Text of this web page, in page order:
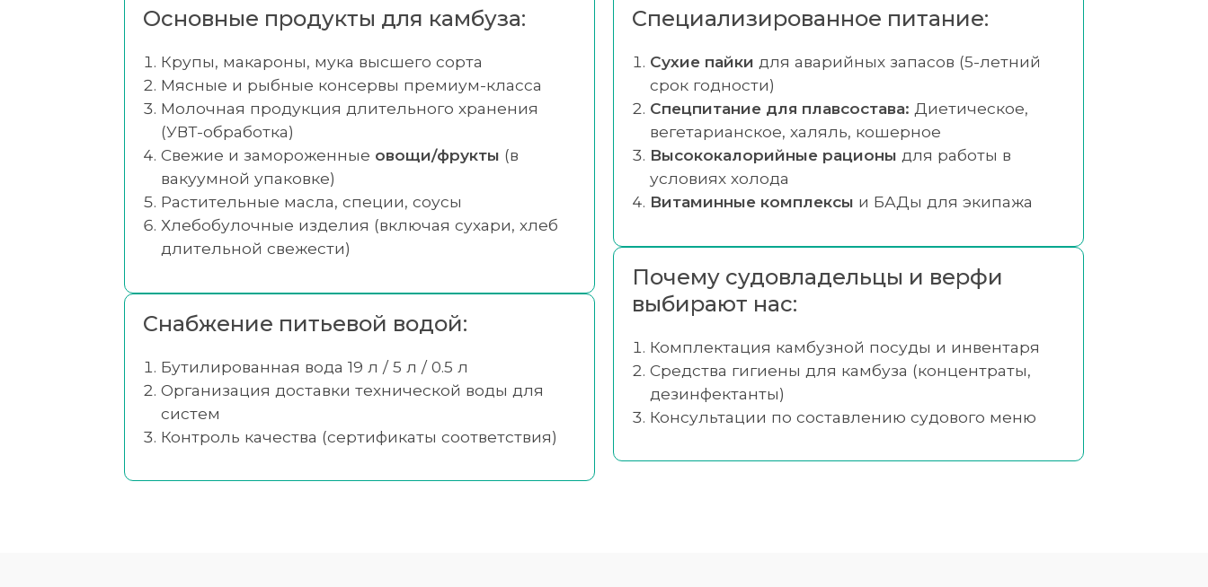
Основные продукты для камбуза:
Крупы, макароны, мука высшего сорта
Мясные и рыбные консервы премиум-класса
Молочная продукция длительного хранения
(УВТ-обработка)
Свежие и замороженные овощи/фрукты (в
вакуумной упаковке)
Растительные масла, специи, соусы
Хлебобулочные изделия (включая сухари, хлеб
длительной свежести)
Снабжение питьевой водой:
Бутилированная вода 19 л / 5 л / 0.5 л
Организация доставки технической воды для
систем
Контроль качества (сертификаты соответствия)
Специализированное питание:
Сухие пайки для аварийных запасов (5-летний
срок годности)
Спецпитание для плавсостава: Диетическое,
вегетарианское, халяль, кошерное
Высококалорийные рационы для работы в
условиях холода
Витаминные комплексы и БАДы для экипажа
Почему судовладельцы и верфи
выбирают нас:
Комплектация камбузной посуды и инвентаря
Средства гигиены для камбуза (концентраты,
дезинфектанты)
Консультации по составлению судового меню